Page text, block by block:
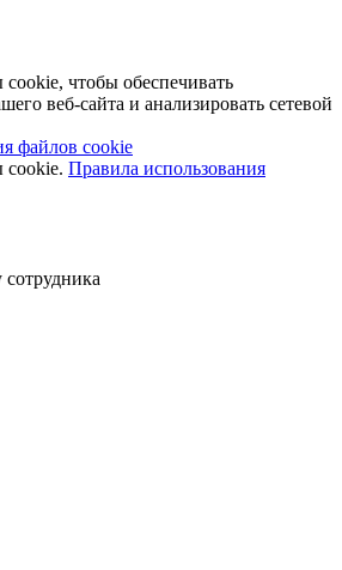
чтобы обеспечивать
веб-сайта и анализировать сетевой
файлов cookie
Правила использования